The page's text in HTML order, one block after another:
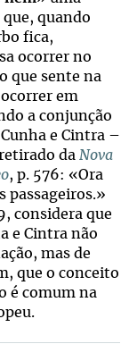
quando
fica,
ocorrer no
que sente na
em
a conjunção
e Cintra –
da Nova
, p. 576: «Ora
passageiros.»
considera que
e Cintra não
mas de
que o conceito
é comum na